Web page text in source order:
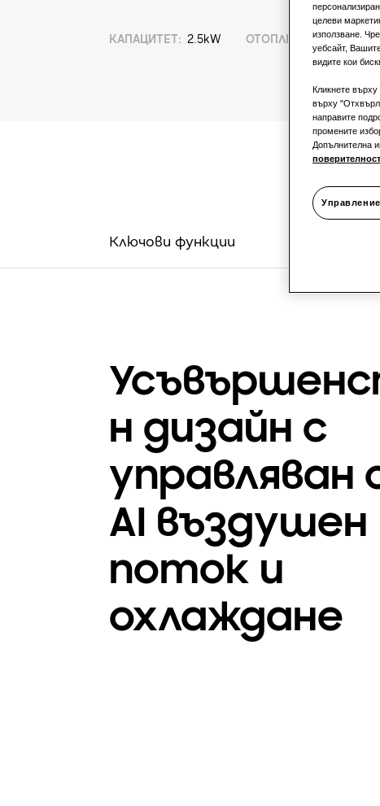
КАПАЦИТЕТ: 2.5kW ОТОПЛЕНИЕ:
Ключови функции
н дизайн с
управляван
AI въздушен
поток и
охлаждане
целеви
използване.
уебсайт,
видите кои
Кликнете върху
върху
направите
промените
Допълнителна
поверителност